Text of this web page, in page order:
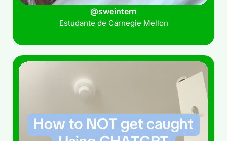
@sweintern
Estudante de Carnegie Mellon